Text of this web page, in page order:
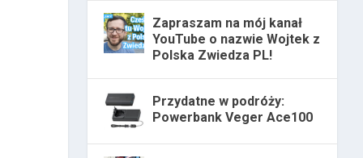
Zapraszam na mój kanał
YouTube o nazwie Wojtek z
Polska Zwiedza PL!
Przydatne w podróży:
Powerbank Veger Ace100